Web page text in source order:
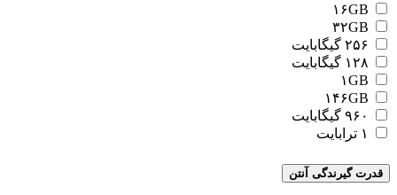
۱۶GB
۳۲GB
۲۵۶ گیگابایت
۱۲۸ گیگابایت
۱GB
۱۴۶GB
۹۶۰ گیگابایت
۱ ترابایت
قدرت گیرندگی آنتن